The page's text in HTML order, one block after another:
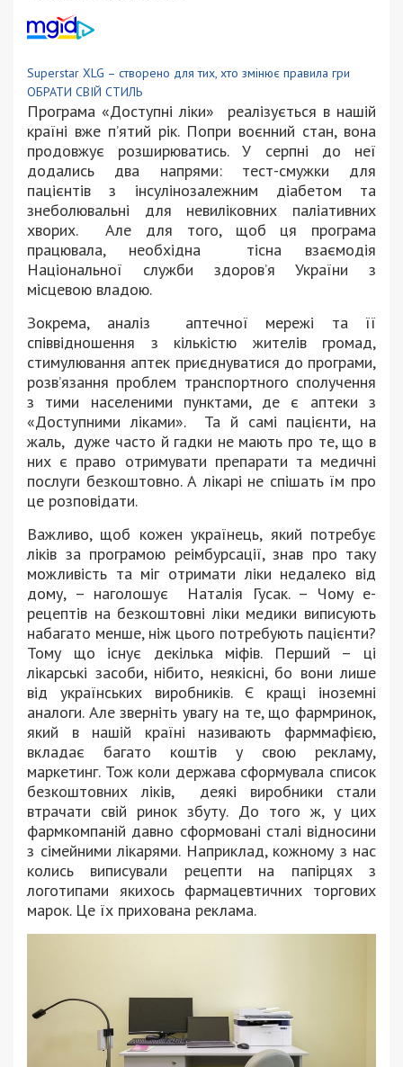
Superstar XLG – створено для тих, хто змінює правила гри
ОБРАТИ СВІЙ СТИЛЬ
Програма «Доступні ліки» реалізується в нашій
країні вже п’ятий рік. Попри воєнний стан, вона
продовжує розширюватись. У серпні до неї
додались два напрями: тест-смужки для
пацієнтів з інсулінозалежним діабетом та
знеболювальні для невиліковних паліативних
хворих. Але для того, щоб ця програма
працювала, необхідна тісна взаємодія
Національної служби здоров’я України з
місцевою владою.
Зокрема, аналіз аптечної мережі та її
співвідношення з кількістю жителів громад,
стимулювання аптек приєднуватися до програми,
розв’язання проблем транспортного сполучення
з тими населеними пунктами, де є аптеки з
«Доступними ліками». Та й самі пацієнти, на
жаль, дуже часто й гадки не мають про те, що в
них є право отримувати препарати та медичні
послуги безкоштовно. А лікарі не спішать їм про
це розповідати.
Важливо, щоб кожен українець, який потребує
ліків за програмою реімбурсації, знав про таку
можливість та міг отримати ліки недалеко від
дому, – наголошує Наталія Гусак. – Чому е-
рецептів на безкоштовні ліки медики виписують
набагато менше, ніж цього потребують пацієнти?
Тому що існує декілька міфів. Перший – ці
лікарські засоби, нібито, неякісні, бо вони лише
від українських виробників. Є кращі іноземні
аналоги. Але зверніть увагу на те, що фармринок,
який в нашій країні називають фарммафією,
вкладає багато коштів у свою рекламу,
маркетинг. Тож коли держава сформувала список
безкоштовних ліків, деякі виробники стали
втрачати свій ринок збуту. До того ж, у цих
фармкомпаній давно сформовані сталі відносини
з сімейними лікарями. Наприклад, кожному з нас
колись виписували рецепти на папірцях з
логотипами якихось фармацевтичних торгових
марок. Це їх прихована реклама.